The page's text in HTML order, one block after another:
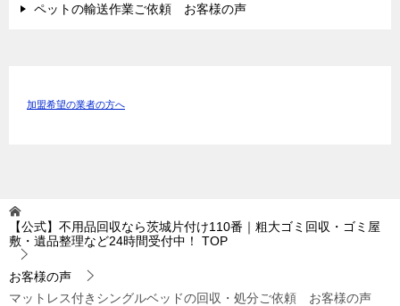
ペットの輸送作業ご依頼 お客様の声
加盟希望の業者の方へ
【公式】不用品回収なら茨城片付け110番｜粗大ゴミ回収・ゴミ屋
敷・遺品整理など24時間受付中！
TOP
お客様の声
マットレス付きシングルベッドの回収・処分ご依頼 お客様の声